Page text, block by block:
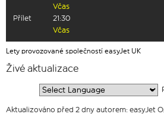
Včas
Přílet
21:30
Včas
Lety provozované společností easyJet UK
Živé aktualizace
Aktualizováno před 2 dny autorem: easyJet